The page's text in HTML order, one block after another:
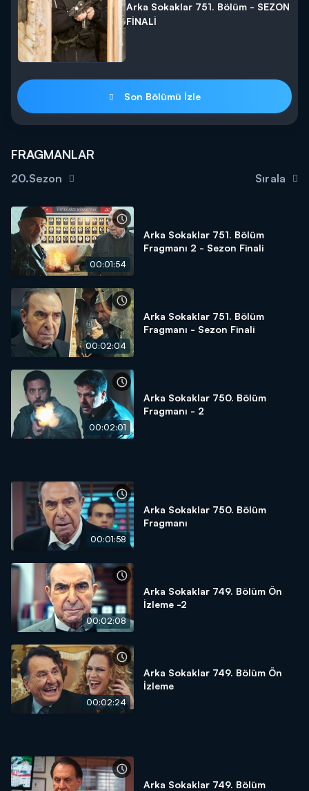
Arka Sokaklar 751. Bölüm - SEZON
FİNALİ
Son Bölümü İzle
FRAGMANLAR
20.Sezon Sırala
00:01:54
Arka Sokaklar 751. Bölüm
Fragmanı 2 - Sezon Finali
00:02:04
Arka Sokaklar 751. Bölüm
Fragmanı - Sezon Finali
00:02:01
Arka Sokaklar 750. Bölüm
Fragmanı - 2
00:01:58
Arka Sokaklar 750. Bölüm
Fragmanı
00:02:08
Arka Sokaklar 749. Bölüm Ön
İzleme -2
00:02:24
Arka Sokaklar 749. Bölüm Ön
İzleme
Arka Sokaklar 749. Bölüm